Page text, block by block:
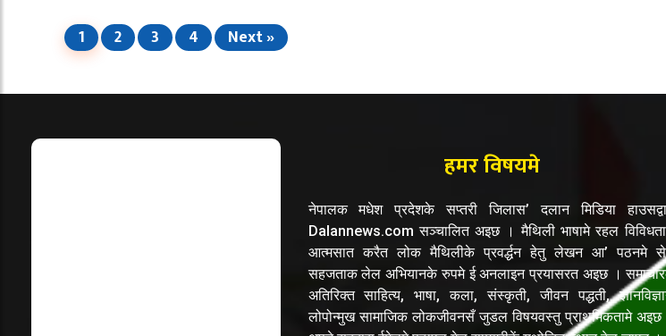
1 2 3 4 Next »
हमर विषयमे
नेपालक मधेश प्रदेशके सप्तरी जिलास’ दलान मिडिया
Dalannews.com सञ्चालित अइछ । मैथिली भाषामे रहल
आत्मसात करैत लोक मैथिलीके प्रवर्द्धन हेतु लेखन आ’ पठनमे
सहजताक लेल अभियानके रुपमे ई अनलाइन प्रयासरत अइछ ।
अतिरिक्त साहित्य, भाषा, कला, संस्कृती, जीवन पद्धती,
लोपोन्मुख सामाजिक लोकजीवनसँ जुडल विषयवस्तु प्राथमिकतामे अइछ